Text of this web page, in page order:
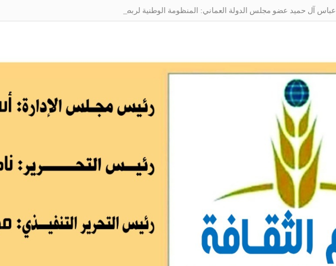
عباس آل حميد عضو مجلس الدولة العماني: المنظومة الوطنية لربط التوظيف بالمهارات تعالج البطالة من